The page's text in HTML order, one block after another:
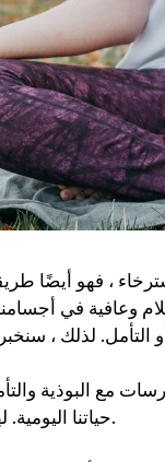
، فهو أيضًا
وعافية في
مع البوذية
حياتنا اليومية. لهذا السبب نادرا ما نفكر في طريقتنا في التنفس.